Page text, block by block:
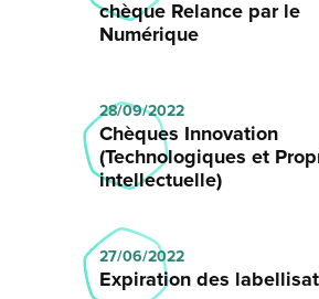
chèque Relance par le
Numérique
28/09/2022
Chèques Innovation
(Technologiques et
intellectuelle)
27/06/2022
Expiration des